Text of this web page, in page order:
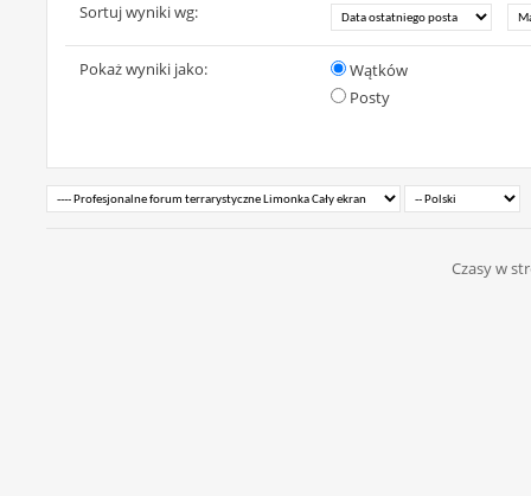
Sortuj wyniki wg:
Pokaż wyniki jako:
Wątków
Posty
Czasy w